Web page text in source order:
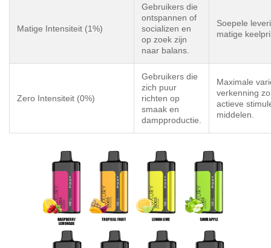
Matige Intensiteit (1%)
Gebruikers die
ontspannen of
socializen en
op zoek zijn
naar balans.
Soepele
matige
Zero Intensiteit (0%)
Gebruikers die
zich puur
richten op
smaak en
dampproductie.
Maximale
verkenning
actieve
middelen.